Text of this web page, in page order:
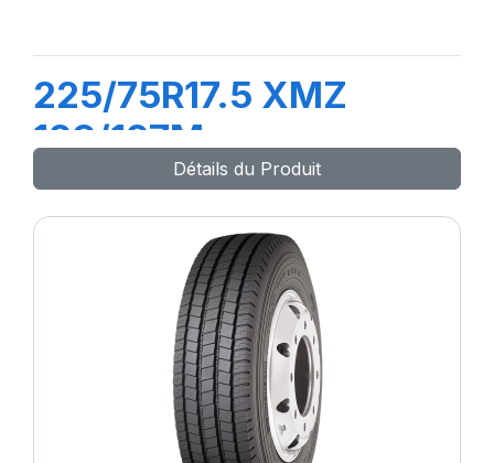
225/75R17.5 XMZ
129/127M
Détails du Produit